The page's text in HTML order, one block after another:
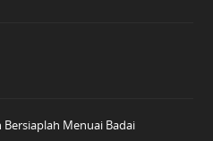
Menuai Badai